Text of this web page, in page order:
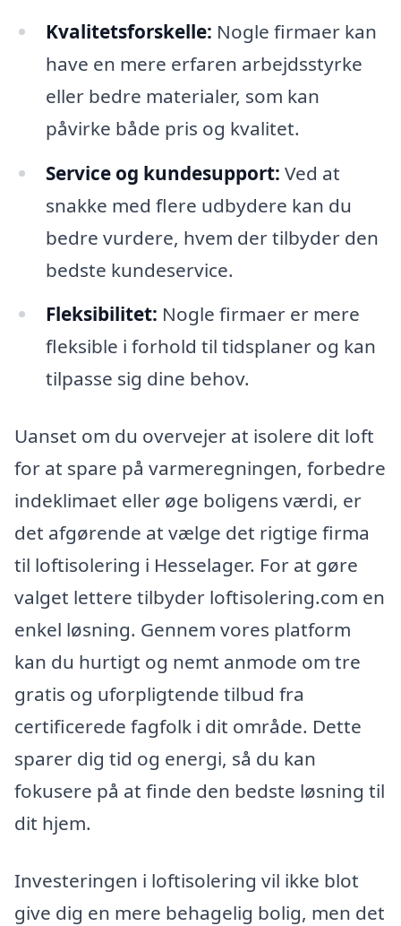
Kvalitetsforskelle: Nogle firmaer kan
have en mere erfaren arbejdsstyrke
eller bedre materialer, som kan
påvirke både pris og kvalitet.
Service og kundesupport: Ved at
snakke med flere udbydere kan du
bedre vurdere, hvem der tilbyder den
bedste kundeservice.
Fleksibilitet: Nogle firmaer er mere
fleksible i forhold til tidsplaner og kan
tilpasse sig dine behov.
Uanset om du overvejer at isolere dit loft
for at spare på varmeregningen, forbedre
indeklimaet eller øge boligens værdi, er
det afgørende at vælge det rigtige firma
til loftisolering i Hesselager. For at gøre
valget lettere tilbyder loftisolering.com en
enkel løsning. Gennem vores platform
kan du hurtigt og nemt anmode om tre
gratis og uforpligtende tilbud fra
certificerede fagfolk i dit område. Dette
sparer dig tid og energi, så du kan
fokusere på at finde den bedste løsning til
dit hjem.
Investeringen i loftisolering vil ikke blot
give dig en mere behagelig bolig, men det